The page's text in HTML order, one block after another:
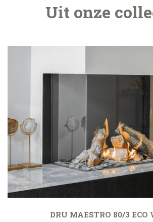
Uit onze
DRU MAESTRO 80/3 ECO